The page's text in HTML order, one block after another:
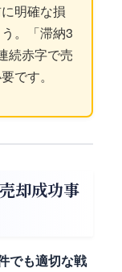
明確な損
。「滞納3
続赤字で売
です。
却成功事
でも適切な戦